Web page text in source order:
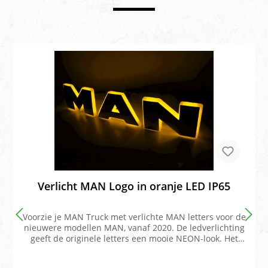
Verlicht MAN Logo in oranje LED IP65
Voorzie je MAN Truck met verlichte MAN letters voor de
nieuwere modellen MAN, vanaf 2020. De ledverlichting
geeft de originele letters een mooie NEON-look. Het